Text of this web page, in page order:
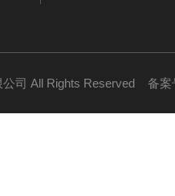
公司 All Rights Reserved 备案